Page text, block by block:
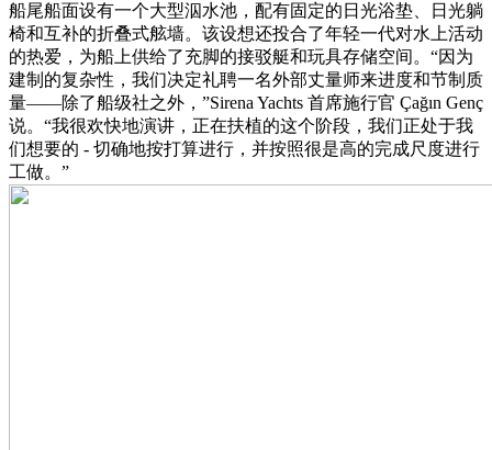
船尾船面设有一个大型泅水池，配有固定的日光浴垫、日光躺
椅和互补的折叠式舷墙。该设想还投合了年轻一代对水上活动
的热爱，为船上供给了充脚的接驳艇和玩具存储空间。“因为
建制的复杂性，我们决定礼聘一名外部丈量师来进度和节制质
量——除了船级社之外，”Sirena Yachts 首席施行官 Çağın Genç
说。“我很欢快地演讲，正在扶植的这个阶段，我们正处于我
们想要的 - 切确地按打算进行，并按照很是高的完成尺度进行
工做。”